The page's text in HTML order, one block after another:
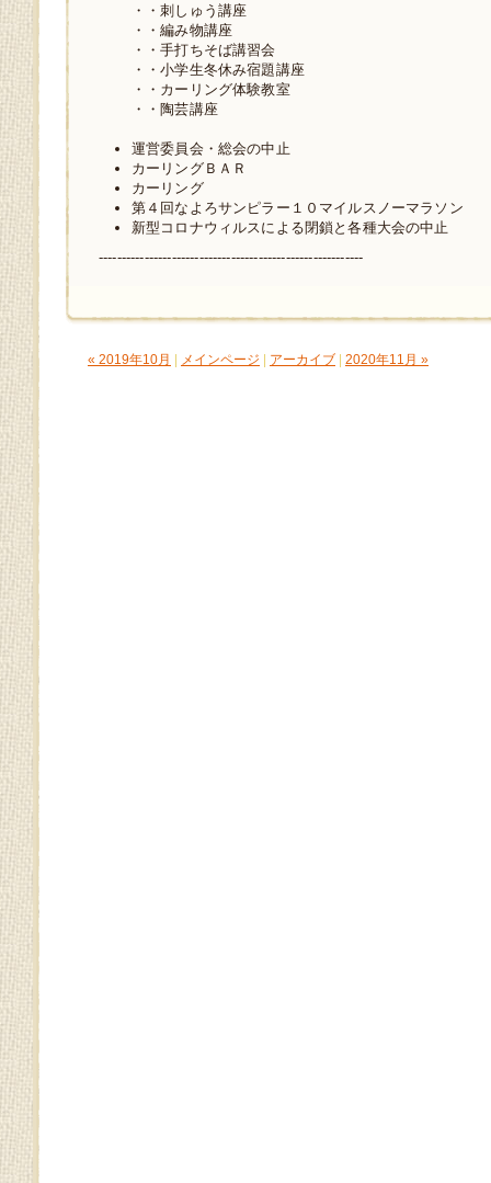
・・刺しゅう講座
・・編み物講座
・・手打ちそば講習会
・・小学生冬休み宿題講座
・・カーリング体験教室
・・陶芸講座
運営委員会・総会の中止
カーリングＢＡＲ
カーリング
第４回なよろサンピラー１０マイルスノーマラソン
新型コロナウィルスによる閉鎖と各種大会の中止
----------------------------------------------------------
« 2019年10月 メインページ アーカイブ 2020年11月 »